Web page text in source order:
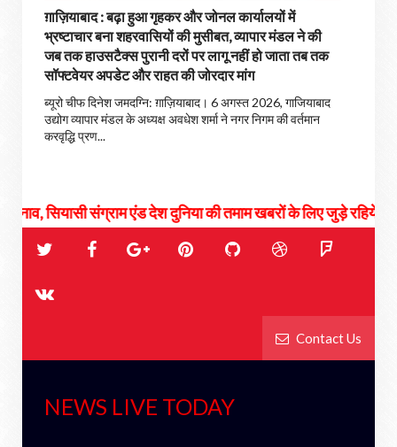
ग़ाज़ियाबाद : बढ़ा हुआ गृहकर और जोनल कार्यालयों में
भ्रष्टाचार बना शहरवासियों की मुसीबत, व्यापार मंडल ने की
जब तक हाउसटैक्स पुरानी दरों पर लागू नहीं हो जाता तब तक
सॉफ्टवेयर अपडेट और राहत की जोरदार मांग
ब्यूरो चीफ दिनेश जमदग्नि: ग़ाज़ियाबाद। 6 अगस्त 2026, गाजियाबाद
उद्योग व्यापार मंडल के अध्यक्ष अवधेश शर्मा ने नगर निगम की वर्तमान
करवृद्धि प्रण...
एंड देश दुनिया की तमाम खबरों के लिए जुड़े रहिये हमसे...
Contact Us
NEWS LIVE TODAY